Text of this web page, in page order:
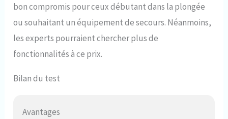
bon compromis pour ceux débutant dans la plongée
ou souhaitant un équipement de secours. Néanmoins,
les experts pourraient chercher plus de
fonctionnalités à ce prix.
Bilan du test
Avantages